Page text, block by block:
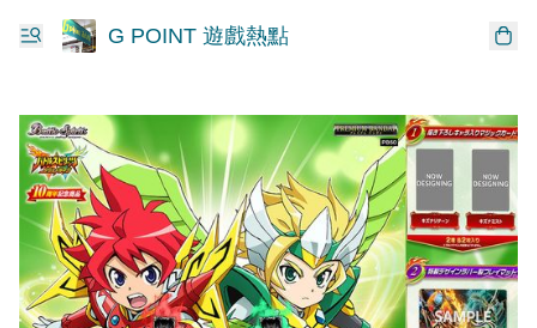
G POINT 遊戲熱點